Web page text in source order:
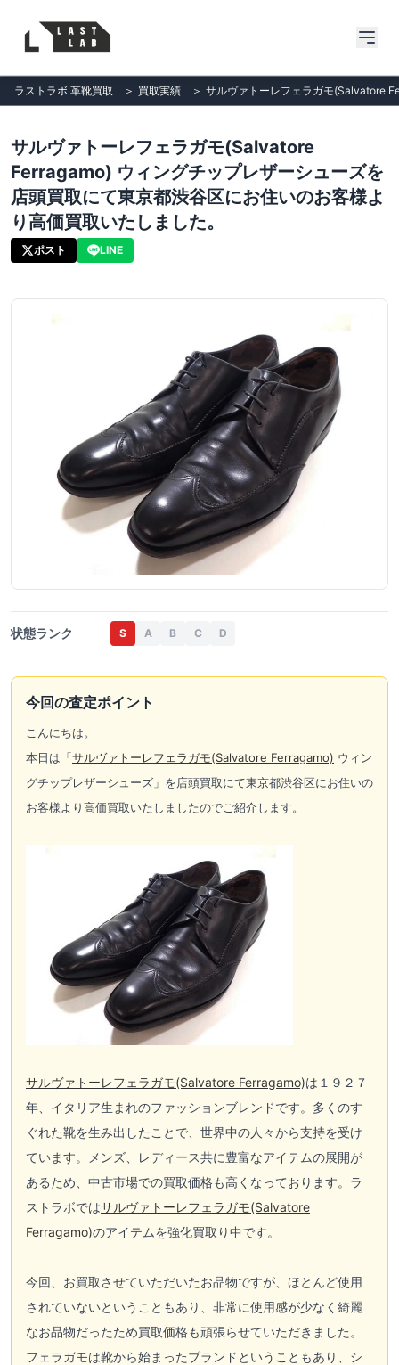
ラストラボ 革靴買取 ＞ 買取実績 ＞ サルヴァトーレフェラガモ(Salvatore
サルヴァトーレフェラガモ(Salvatore
Ferragamo) ウィングチップレザーシューズを
店頭買取にて東京都渋谷区にお住いのお客様よ
り高価買取いたしました。
ポスト LINE
状態ランク S A B C D
今回の査定ポイント
こんにちは。
本日は「サルヴァトーレフェラガモ(Salvatore Ferragamo) ウィン
グチップレザーシューズ」を店頭買取にて東京都渋谷区にお住いの
お客様より高価買取いたしましたのでご紹介します。
サルヴァトーレフェラガモ(Salvatore Ferragamo)は１９２７
年、イタリア生まれのファッションブレンドです。多くのす
ぐれた靴を生み出したことで、世界中の人々から支持を受け
ています。メンズ、レディース共に豊富なアイテムの展開が
あるため、中古市場での買取価格も高くなっております。ラ
ストラボではサルヴァトーレフェラガモ(Salvatore
Ferragamo)のアイテムを強化買取り中です。
今回、お買取させていただいたお品物ですが、ほとんど使用
されていないということもあり、非常に使用感が少なく綺麗
なお品物だったため買取価格も頑張らせていただきました。
フェラガモは靴から始まったブランドということもあり、シ